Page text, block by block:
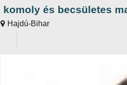
komoly és becsületes
Hajdú-Bihar